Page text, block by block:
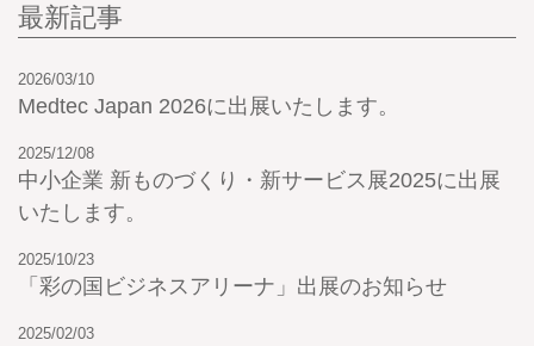
最新記事
2026/03/10
Medtec Japan 2026に出展いたします。
2025/12/08
中小企業 新ものづくり・新サービス展2025に出展
いたします。
2025/10/23
「彩の国ビジネスアリーナ」出展のお知らせ
2025/02/03